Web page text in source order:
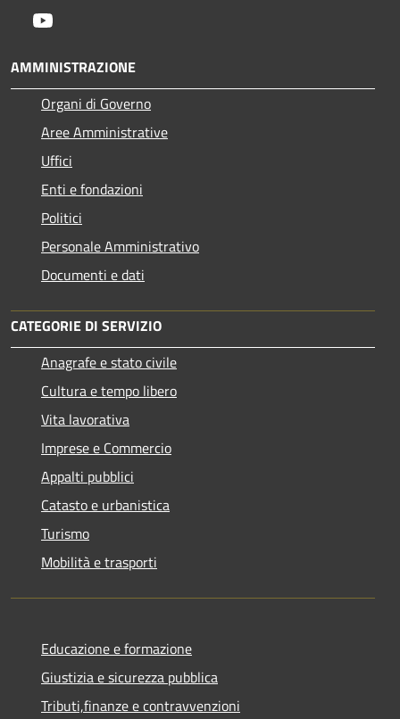
AMMINISTRAZIONE
Organi di Governo
Aree Amministrative
Uffici
Enti e fondazioni
Politici
Personale Amministrativo
Documenti e dati
CATEGORIE DI SERVIZIO
Anagrafe e stato civile
Cultura e tempo libero
Vita lavorativa
Imprese e Commercio
Appalti pubblici
Catasto e urbanistica
Turismo
Mobilità e trasporti
Educazione e formazione
Giustizia e sicurezza pubblica
Tributi,finanze e contravvenzioni